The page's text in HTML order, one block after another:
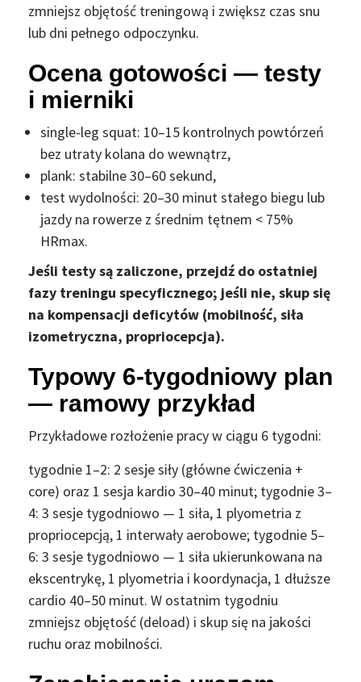
zmniejsz objętość treningową i zwiększ czas snu
lub dni pełnego odpoczynku.
Ocena gotowości — testy
i mierniki
single-leg squat: 10–15 kontrolnych powtórzeń
bez utraty kolana do wewnątrz,
plank: stabilne 30–60 sekund,
test wydolności: 20–30 minut stałego biegu lub
jazdy na rowerze z średnim tętnem < 75%
HRmax.
Jeśli testy są zaliczone, przejdź do ostatniej
fazy treningu specyficznego; jeśli nie, skup się
na kompensacji deficytów (mobilność, siła
izometryczna, propriocepcja).
Typowy 6-tygodniowy plan
— ramowy przykład
Przykładowe rozłożenie pracy w ciągu 6 tygodni:
tygodnie 1–2: 2 sesje siły (główne ćwiczenia +
core) oraz 1 sesja kardio 30–40 minut; tygodnie 3–
4: 3 sesje tygodniowo — 1 siła, 1 plyometria z
propriocepcją, 1 interwały aerobowe; tygodnie 5–
6: 3 sesje tygodniowo — 1 siła ukierunkowana na
ekscentrykę, 1 plyometria i koordynacja, 1 dłuższe
cardio 40–50 minut. W ostatnim tygodniu
zmniejsz objętość (deload) i skup się na jakości
ruchu oraz mobilności.